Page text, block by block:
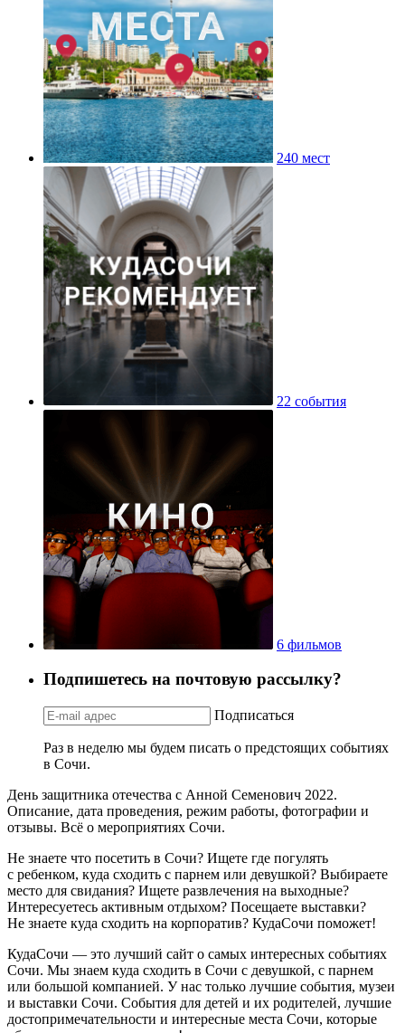
240 мест
22 события
6 фильмов
Подпишетесь на почтовую рассылку?
Подписаться
Раз в неделю мы будем писать о предстоящих событиях
в Сочи.
День защитника отечества с Анной Семенович 2022.
Описание, дата проведения, режим работы, фотографии и
отзывы. Всё о мероприятиях Сочи.
Не знаете что посетить в Сочи? Ищете где погулять
с ребенком, куда сходить с парнем или девушкой? Выбираете
место для свидания? Ищете развлечения на выходные?
Интересуетесь активным отдыхом? Посещаете выставки?
Не знаете куда сходить на корпоратив? КудаСочи поможет!
КудаСочи — это лучший сайт о самых интересных событиях
Сочи. Мы знаем куда сходить в Сочи с девушкой, с парнем
или большой компанией. У нас только лучшие события, музеи
и выставки Сочи. События для детей и их родителей, лучшие
достопримечательности и интересные места Сочи, которые